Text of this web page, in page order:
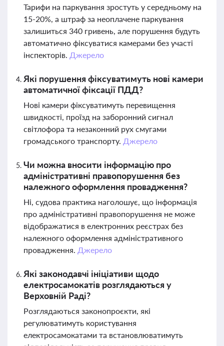
Тарифи на паркування зростуть у середньому на
15-20%, а штраф за неоплачене паркування
залишиться 340 гривень, але порушення будуть
автоматично фіксуватися камерами без участі
інспекторів. Джерело
Які порушення фіксуватимуть нові камери
автоматичної фіксації ПДД?
Нові камери фіксуватимуть перевищення
швидкості, проїзд на заборонний сигнал
світлофора та незаконний рух смугами
громадського транспорту. Джерело
Чи можна вносити інформацію про
адміністративні правопорушення без
належного оформлення провадження?
Ні, судова практика наголошує, що інформація
про адміністративні правопорушення не може
відображатися в електронних реєстрах без
належного оформлення адміністративного
провадження. Джерело
Які законодавчі ініціативи щодо
електросамокатів розглядаються у
Верховній Раді?
Розглядаються законопроєкти, які
регулюватимуть користування
електросамокатами та встановлюватимуть